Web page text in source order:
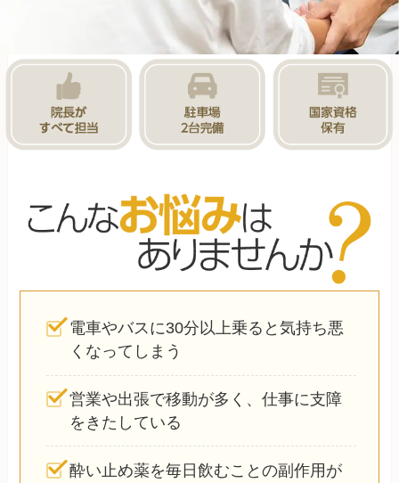
電車やバスに30分以上乗ると気持ち悪
くなってしまう
営業や出張で移動が多く、仕事に支障
をきたしている
酔い止め薬を毎日飲むことの副作用が